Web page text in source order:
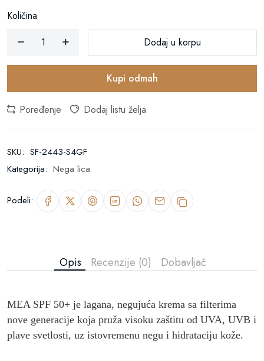
Količina
Dodaj u korpu
Kupi odmah
Poređenje Dodaj listu želja
SKU: SF-2443-S4GF
Kategorija: Nega lica
Podeli:
Opis Recenzije (0) Dobavljač
MEA SPF 50+ je lagana, negujuća krema sa filterima
nove generacije koja pruža visoku zaštitu od UVA, UVB i
plave svetlosti, uz istovremenu negu i hidrataciju kože.